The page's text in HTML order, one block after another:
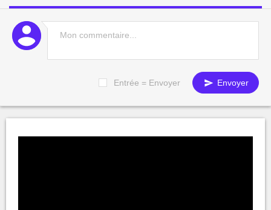
Entrée = Envoyer Envoyer